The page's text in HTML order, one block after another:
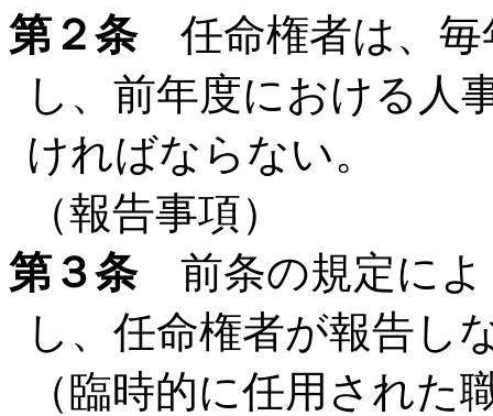
第２条任命権者は、毎
し、前年度における人
ければならない。
（報告事項）
第３条前条の規定によ
し、任命権者が報告し
（臨時的に任用された